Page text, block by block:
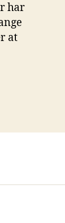
har
at